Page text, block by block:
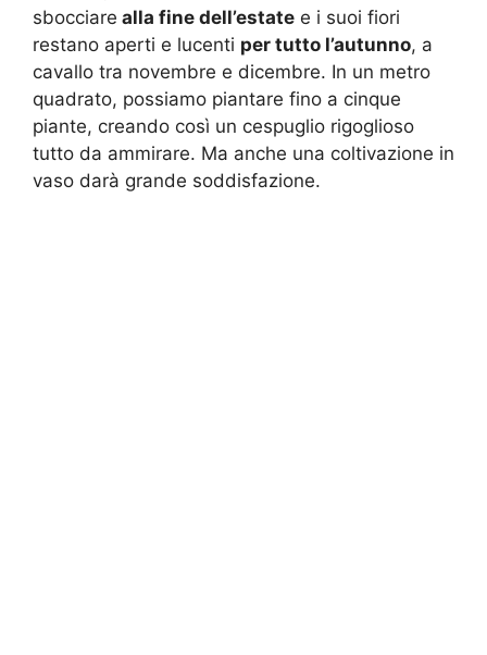
sbocciare alla fine dell’estate e i suoi fiori
restano aperti e lucenti per tutto l’autunno, a
cavallo tra novembre e dicembre. In un metro
quadrato, possiamo piantare fino a cinque
piante, creando così un cespuglio rigoglioso
tutto da ammirare. Ma anche una coltivazione in
vaso darà grande soddisfazione.